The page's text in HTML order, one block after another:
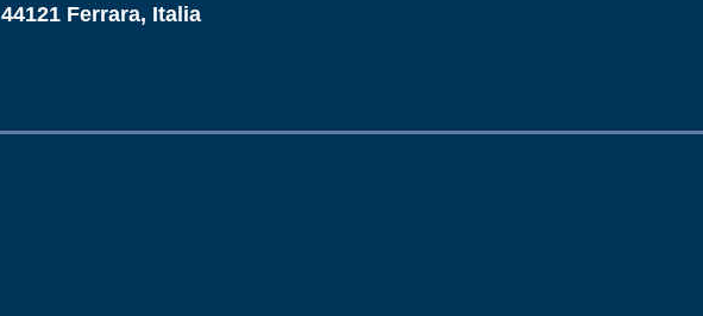
44121 Ferrara, Italia